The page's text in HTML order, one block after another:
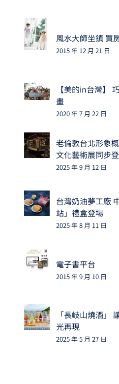
風水大師坐鎮 買
2015 年 12 月 21 日
【美的in台灣】
畫
2020 年 7 月 22 日
老倫敦台北形象
文化藝術展同步
2025 年 9 月 12 日
台灣奶油夢工廠
站」禮盒登場
2025 年 8 月 11 日
電子書平台
2015 年 9 月 10 日
「長岐山燒酒」
光再現
2025 年 5 月 27 日